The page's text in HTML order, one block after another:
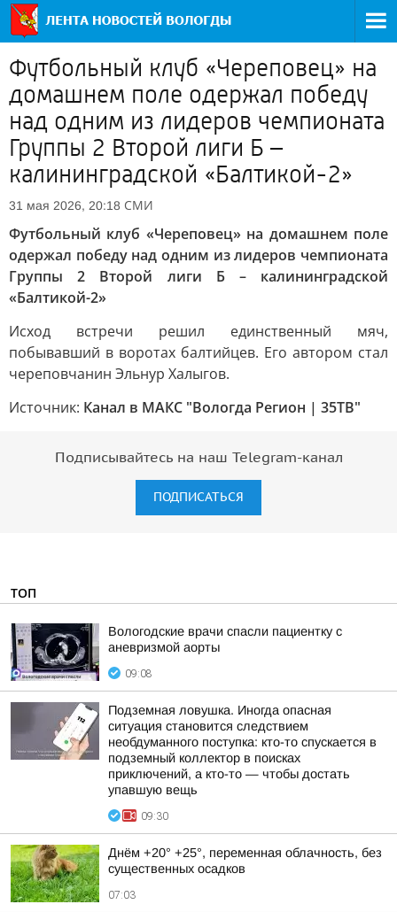
Футбольный клуб «Череповец» на
домашнем поле одержал победу
над одним из лидеров чемпионата
Группы 2 Второй лиги Б –
калининградской «Балтикой-2»
31 мая 2026, 20:18 СМИ
Футбольный клуб «Череповец» на домашнем поле
одержал победу над одним из лидеров чемпионата
Группы 2 Второй лиги Б – калининградской
«Балтикой-2»
Исход встречи решил единственный мяч,
побывавший в воротах балтийцев. Его автором стал
череповчанин Эльнур Халыгов.
Источник: Канал в МАКС "Вологда Регион | 35ТВ"
Подписывайтесь на наш Telegram-канал
ПОДПИСАТЬСЯ
ТОП
Вологодские врачи спасли пациентку с
аневризмой аорты
09:08
Подземная ловушка. Иногда опасная
ситуация становится следствием
необдуманного поступка: кто-то спускается в
подземный коллектор в поисках
приключений, а кто-то — чтобы достать
упавшую вещь
09:30
Днём +20° +25°, переменная облачность, без
существенных осадков
07:03